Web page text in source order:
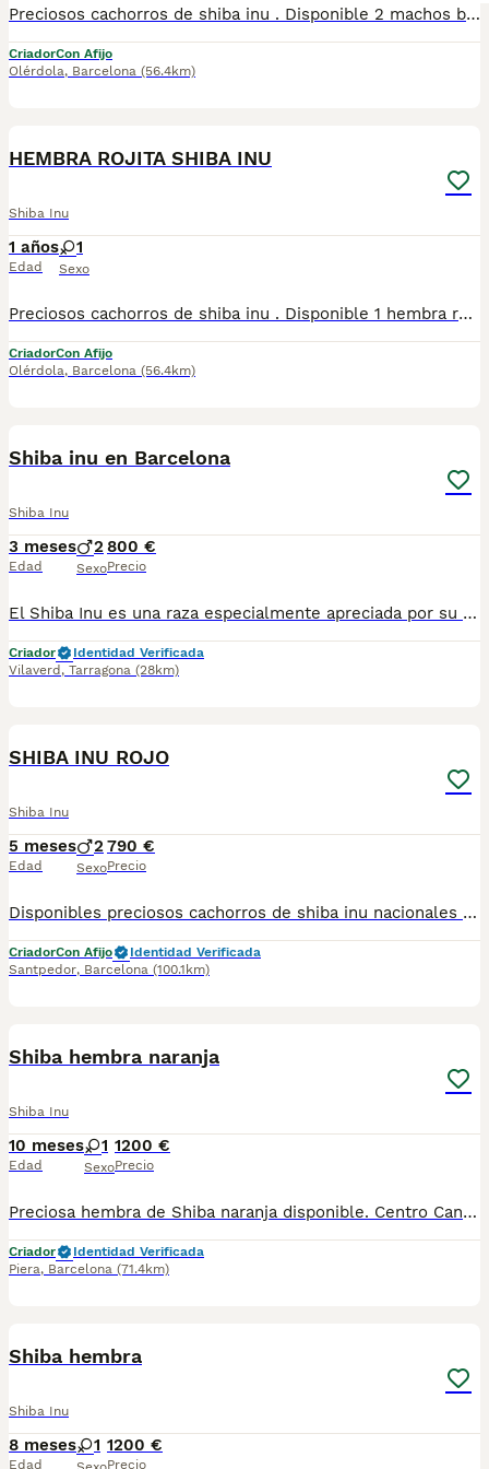
Preciosos cachorros de shiba inu . Disponible 2 machos blancos . Todos nuestros cachorros son entregados con las vacunas correspondientes a la edad y las respectivas garantías. Visitanos sin nignun tipo de compromiso, gran exposicion de cachorros. Padres a la vista.
CriadorCon Afijo
Olérdola, Barcelona (56.4km)
HEMBRA ROJITA SHIBA INU
Shiba Inu
1 años
Edad
1
Sexo
Preciosos cachorros de shiba inu . Disponible 1 hembra roja . Todos nuestros cachorros son entregados con las vacunas correspondientes a la edad y las respectivas garantías. Visitanos sin nignun tipo de compromiso, gran exposicion de cachorros. Padres a la vista.
CriadorCon Afijo
Olérdola, Barcelona (56.4km)
Shiba inu en Barcelona
Shiba Inu
3 meses
Edad
2
Sexo
800 €
Precio
El Shiba Inu es una raza especialmente apreciada por su elegancia natural, inteligencia, personalidad independiente y extraordinaria presencia. Su combinación de belleza y carácter lo convierte en un compañero verdaderamente especial. ❤️ Shiba Inu Rojo Una tonalidad clásica y muy apreciada, con la característica expresión que distingue a esta maravillosa raza. 🌟 Shiba Inu Mostaza Un color cálido y singular que aporta una apariencia especialmente llamativa y elegante. ¡Tenemos el cachorro perfecto para ti! Criado en un entorno responsable y con todo el cuidado que merece, nuestros cachorros cuentan con vacunas al día, desparasitaciones, microchip, y ofrecemos garantía sanitaria y genética. Además, te ofrecemos una revisión veterinaria gratuita para asegurar su bienestar. Somos un criadero profesional con núcleo zoológico T2500248, comprometidos con la salud y felicidad de nuestros cachorros. ¡No dudes en contactarnos para más información! 🐾🩵🤍
Criador
Identidad Verificada
Vilaverd , Tarragona (28km)
SHIBA INU ROJO
Shiba Inu
5 meses
Edad
2
Sexo
790 €
Precio
Disponibles preciosos cachorros de shiba inu nacionales criados en nuestras instalaciones, en un ambiente familiar y responsable. Nuestros cachorros se entregan con cartilla de primera vacunación, vacunas correspondientes a su edad, desparasitados interna y externamente, y con microchip implantado y dado de alta. Además, realizamos un contrato de garantía que incluye: • Garantía vírica de 15 días. • Garantía congénita de 1 año. Desde la fecha de entrega del cachorro. Nos comprometemos al 100% con la salud, el bienestar y el cuidado de nuestros pequeños. Disponemos de Núcleo Zoológico Para más información, imágenes o cualquier consulta sin compromiso, pueden contactar con nosotros en los teléfonos: CRISTINA 📞 722 788 399 📞 932 514 529
CriadorCon Afijo
Identidad Verificada
Santpedor, Barcelona (100.1km)
Shiba hembra naranja
Shiba Inu
10 meses
Edad
1
Sexo
1200 €
Precio
Preciosa hembra de Shiba naranja disponible. Centro Canino Vallbonica es mucho más que un centro de cría , es una familia comprometida con el bienestar animal y la cria responsable, por ello todos nuestros bebés nacen y se crían en nuestras instalaciones , asegurando así un correcto desarrollo y una magnífica socialización, consiguiendo en cada ejemplar un carácter juguetón y extrovertido algo primordial para su adaptación como un miembro más en tu familia . Se entregan con el carnet de vacunas con el plan correspondiente a su edad , desparasitados y microchip implantado y activado en registro de Anicom. Facilitamos junto al cachorro contrato de compra con garantías víricas de 15 días y congénitas de 1 año . Contamos con un gran equipo de profesionales entre los que se encuentran educadores, auxiliares y Veterinarios ofreciendo los controles sanitarios necesarios así como continua vigilancia asegurando su bienestar . Hacemos envíos a toda España con empresa de transporte privado, proporcionando un viaje confortable y ofreciendo las atenciones necesarias a nuestros bebés . Si estás interesado en alguno de nuestros ejemplares solicita información sin compromiso al 722269698 . También atendemos vía WhatsApp . PRECIO REAL ( incluye el IVA) . Núcleo zoológico B2501315
Criador
Identidad Verificada
Piera, Barcelona (71.4km)
Shiba hembra
Shiba Inu
8 meses
Edad
1 1200 €
Precio